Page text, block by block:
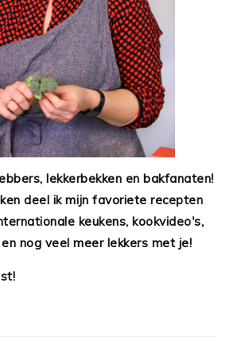
lekkerbekken en bakfanaten!
deel ik mijn favoriete recepten
keukens, kookvideo's,
nog veel meer lekkers met je!